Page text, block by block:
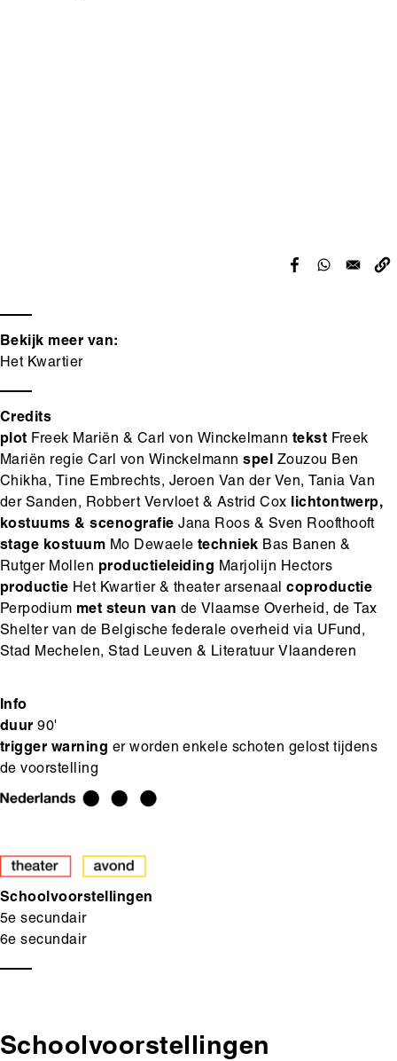
Bekijk meer van:
Het Kwartier
Credits
plot Freek Mariën & Carl von Winckelmann tekst Freek
Mariën regie Carl von Winckelmannspel Zouzou Ben
Chikha, Tine Embrechts, Jeroen Van der Ven, Tania Van
der Sanden, Robbert Vervloet & Astrid Cox lichtontwerp,
kostuums & scenografieJana Roos & Sven Roofthooft
stage kostuum Mo Dewaele techniek Bas Banen &
Rutger Mollen productieleiding Marjolijn Hectors
productie Het Kwartier & theater arsenaalcoproductie
Perpodium met steun van de Vlaamse Overheid, de Tax
Shelter van de Belgische federale overheid via UFund,
Stad Mechelen, Stad Leuven & Literatuur Vlaanderen
Info
duur 90'
trigger warning er worden enkele schoten gelost tijdens
de voorstelling
Schoolvoorstellingen
5e secundair
6e secundair
Schoolvoorstellingen